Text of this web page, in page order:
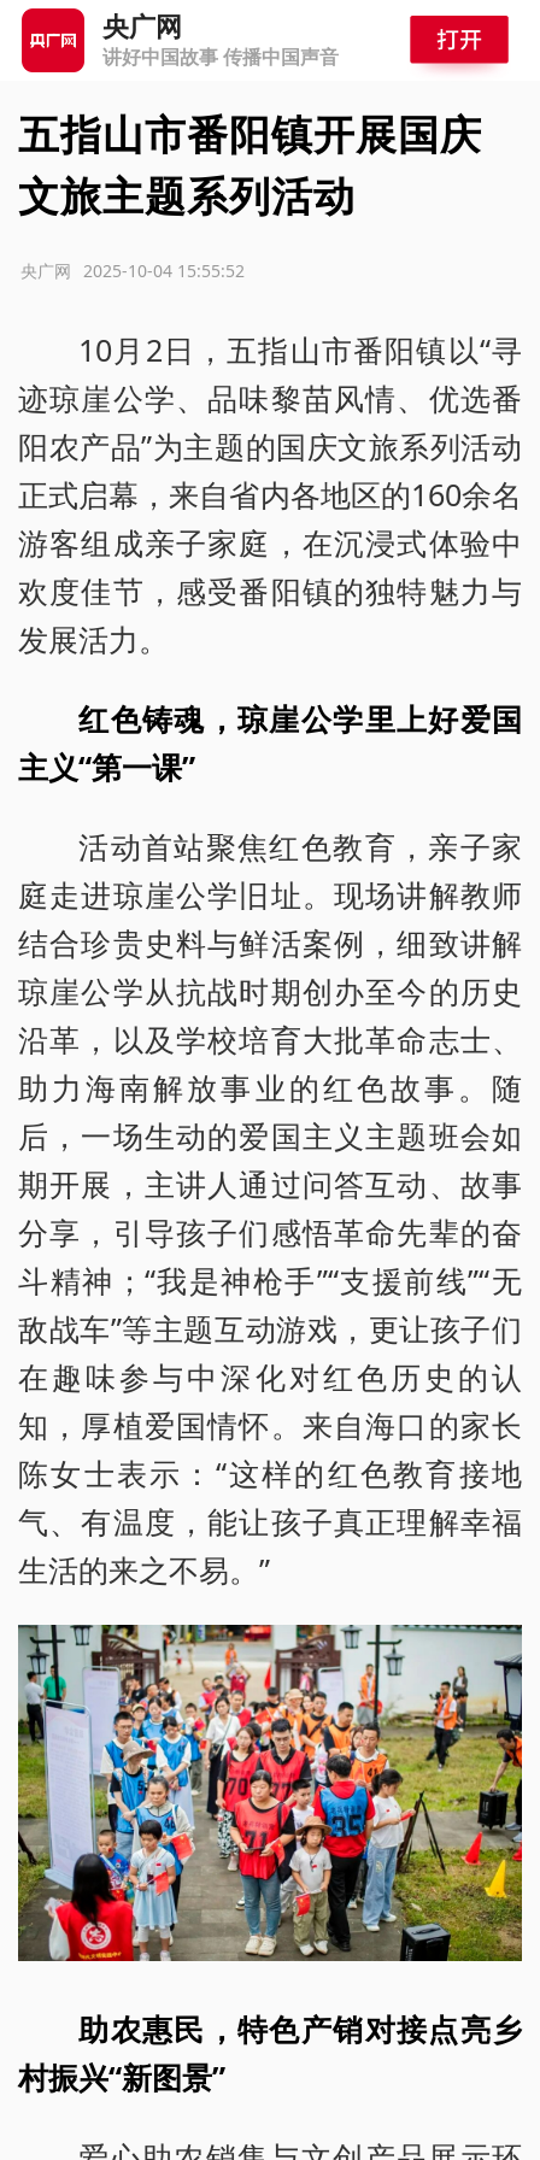
央广网
讲好中国故事 传播中国声音
五指山市番阳镇开展国庆
文旅主题系列活动
2025-10-04 15:55:52
央广网
10月2日，五指山市番阳镇以“寻
迹琼崖公学、品味黎苗风情、优选番
阳农产品”为主题的国庆文旅系列活动
正式启幕，来自省内各地区的160余名
游客组成亲子家庭，在沉浸式体验中
欢度佳节，感受番阳镇的独特魅力与
发展活力。
红色铸魂，琼崖公学里上好爱国
主义“第一课”
活动首站聚焦红色教育，亲子家
庭走进琼崖公学旧址。现场讲解教师
结合珍贵史料与鲜活案例，细致讲解
琼崖公学从抗战时期创办至今的历史
沿革，以及学校培育大批革命志士、
助力海南解放事业的红色故事。随
后，一场生动的爱国主义主题班会如
期开展，主讲人通过问答互动、故事
分享，引导孩子们感悟革命先辈的奋
斗精神；“我是神枪手”“支援前线”“无
敌战车”等主题互动游戏，更让孩子们
在趣味参与中深化对红色历史的认
知，厚植爱国情怀。来自海口的家长
陈女士表示：“这样的红色教育接地
气、有温度，能让孩子真正理解幸福
生活的来之不易。”
助农惠民，特色产销对接点亮乡
村振兴“新图景”